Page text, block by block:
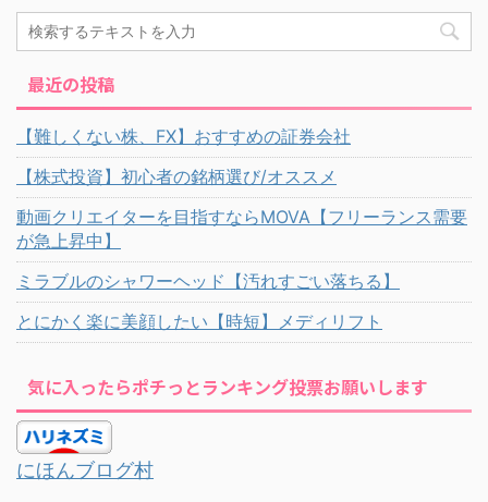
最近の投稿
【難しくない株、FX】おすすめの証券会社
【株式投資】初心者の銘柄選び/オススメ
動画クリエイターを目指すならMOVA【フリーランス需要
が急上昇中】
ミラブルのシャワーヘッド【汚れすごい落ちる】
とにかく楽に美顔したい【時短】メディリフト
気に入ったらポチっとランキング投票お願いします
にほんブログ村